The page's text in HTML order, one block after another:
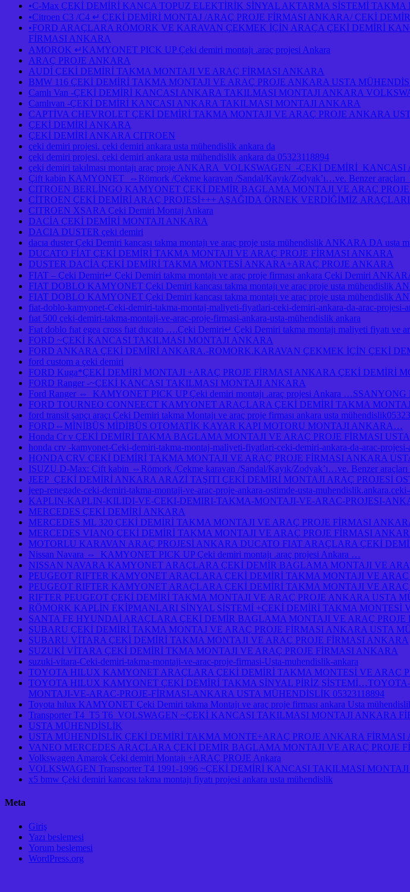
•C-Max ÇEKİ DEMİRİ KANCA TOPUZ ELEKTİRİK SİNYAL AKTARMA SİSTEMİ
•Citroen C3 /C4 ↵ ÇEKİ DEMİRİ MONTAJ /ARAÇ PROJE FİRMASI ANKARA/ ÇEKİ
•FORD ARAÇLARA RÖMORK VE KARAVAN ÇEKMEK İÇİN ARAÇA ÇEKİ DEMİRİ
FİRMASI ANKARA
AMOROK ↵KAMYONET PICK UP Çeki demiri montajı .araç projesi Ankara
ARAÇ PROJE ANKARA
AUDİ ÇEKİ DEMİRİ TAKMA MONTAJI VE ARAÇ FİRMASI ANKARA
BMW 116 ÇEKİ DEMİRİ TAKMA MONTAJI VE ARAÇ PROJE ANKARA USTA
Camlı Van -ÇEKİ DEMİRİ KANCASI ANKARA TAKILMASI MONTAJI ANKARA
Camlıvan -ÇEKİ DEMİRİ KANCASI ANKARA TAKILMASI MONTAJI ANKARA
CAPTİVA CHEVROLET ÇEKİ DEMİRİ TAKMA MONTAJI VE ARAÇ PROJE ANKARA
ÇEKİ DEMİRİ ANKARA
ÇEKİ DEMİRİ ANKARA CITROEN
çeki demiri projesi. çeki demiri ankara usta mühendislik ankara da
çeki demiri projesi. çeki demiri ankara usta mühendislik ankara da 05323118894
çeki demiri takılması montajı araç proje ANKARA VOLKSWAGEN -ÇEKİ DEMİRİ
Çift kabin KAMYONET ⇔Römork /Çekme karavan /Sandal/Kayık/Zodyak’ı…ve. Benzer
CITROEN BERLİNGO KAMYONET ÇEKİ DEMİR BAGLAMA MONTAJI VE ARAÇ
CİTROEN ÇEKİ DEMİRİ ARAÇ PROJESİ+++ AŞAĞIDA ÖRNEK VERDİĞİMİZ
CITROEN XSARA Çeki Demiri Montaj Ankara
DACİA ÇEKİ DEMİRİ MONTAJI ANKARA
DACIA DUSTER çeki demiri
dacıa duster Çeki Demiri kancası takma montajı ve araç proje usta mühendislik ANKARA DA usta
DUCATO FİAT ÇEKİ DEMİRİ TAKMA MONTAJI VE ARAÇ PROJE FİRMASI ANKARA
DUSTER DACİA ÇEKİ DEMİRİ TAKMA MONTESİ ANKARA+ARAÇ PROJE ANKARA
FIAT – Çeki Demiri↵ Çeki Demiri takma montajı ve araç proje firması ankara Çeki Demiri
FIAT DOBLO KAMYONET Çeki Demiri kancası takma montajı ve araç proje usta mühendislik
FIAT DOBLO KAMYONET Çeki Demiri kancası takma montajı ve araç proje usta mühendislik
fiat-doblo-kamyonet-Ceki-demiri-takma-montaj-maliyeti-fiyatlari-ceki-demiri-ankara-da-arac-projesi-
fıat 500 çeki-demiri-takma-montaji-ve-arac-proje-firmasi-ankara-usta-mühendislik ankara
Fıat doblo fıat egea cross fıat ducato ….Çeki Demiri↵ Çeki Demiri takma montajı maliyeti fiyatı ve
FORD ~ÇEKİ KANCASI TAKILMASI MONTAJI ANKARA
FORD ANKARA ÇEKİ DEMİRİ ANKARA.-ROMORK.KARAVAN ÇEKMEK İÇİN ÇEKİ
ford custom a çeki demiri
FORD Kuga*ÇEKİ DEMİRİ MONTAJI +ARAÇ PROJE FİRMASI ANKARA ÇEKİ DEMİRİ
FORD Ranger -~ÇEKİ KANCASI TAKILMASI MONTAJI ANKARA
Ford Ranger ⇔ KAMYONET PICK UP Çeki demiri montajı .araç projesi Ankara
FORD TOURNEO CONNEECT KAMYONET ARAÇLARA ÇEKİ DEMİRİ TAKMA
ford transit şapçı araçı Çeki Demiri takma Montajı ve araç proje firması ankara usta
FORD⇔MİNİBÜS MİDİBÜS OTOMATİK KAYAR KAPI MOTORU MONTAJI ANKARA…
Honda Cr v ÇEKİ DEMİRİ TAKMA BAGLAMA MONTAJI VE ARAÇ PROJE FİRMASI
honda crv -kamyonet-Ceki-demiri-takma-montaj-maliyeti-fiyatlari-ceki-demiri-ankara-da-arac-
HONDA CRV ÇEKİ DEMİRİ TAKMA MONTAJI VE ARAÇ PROJE FİRMASI ANKARA
ISUZU D-Max: Çift kabin ⇔Römork /Çekme karavan /Sandal/Kayık/Zodyak’ı…ve. Benzer
JEEP ÇEKİ DEMİRİ ANKARA ARAZİ TAŞITI ÇEKİ DEMİRİ MONTAJI ARAÇ PROJESİ
jeep-renegade-ceki-demiri-takma-montaji-ve-arac-proje-ankara-ostimde-usta-
KAPLIN-KAPLIN-KILIDI-VE-CEKI-DEMIRI-TAKMA-MONTAJI-VE-ARAC-PROJESI-
MERCEDES ÇEKİ DEMİRİ ANKARA
MERCEDES ML 320 ÇEKİ DEMİRİ TAKMA MONTAJI VE ARAÇ PROJE FİRMASI
MERCEDES VIANO ÇEKİ DEMİRİ TAKMA MONTAJI VE ARAÇ PROJE FİRMASI
MOTORLU KARAVAN ARAÇ PROJESİ ANKARA DUCATO FIAT ARAÇLARA ÇEKİ
Nissan Navara ⇔ KAMYONET PICK UP Çeki demiri montajı .araç projesi Ankara …
NISSAN NAVARA KAMYONET ARAÇLARA ÇEKİ DEMİR BAGLAMA MONTAJI VE
PEUGEOT RIFTER KAMYONET ARAÇLARA ÇEKİ DEMİRİ TAKMA MONTAJI VE
PEUGEOT RIFTER KAMYONET ARAÇLARA ÇEKİ DEMİRİ TAKMA MONTAJI VE
RIFTER PEUGEOT ÇEKİ DEMİRİ TAKMA MONTAJI VE ARAÇ PROJE ANKARA USTA
RÖMORK KAPLİN EKİPMANLARI SİNYAL SİSTEMİ +ÇEKİ DEMİRİ TAKMA MONTESİ
SANTA FE HYUNDAİ ARAÇLARA ÇEKİ DEMİR BAGLAMA MONTAJI VE ARAÇ
SUBARU ÇEKİ DEMİRİ TAKMA MONTAJ VE ARAÇ PROJE FİRMASI ANKARA USTA
SUBARU VİTARA ÇEKİ DEMİRİ TAKMA MONTAJI VE ARAÇ PROJE FİRMASI ANKARA
SUZUKİ VİTARA ÇEKİ DEMİRİ TKMA MONTAJI VE ARAÇ PROJE FİRMASI ANKARA
suzuki-vitara-Ceki-demiri-takma-montaji-ve-arac-proje-firmasi-Usta-muhendislik-ankara
TOYOTA HILUX KAMYONET ARAÇLARA ÇEKİ DEMİRİ TAKMA MONTESİ VE ARAÇ
TOYOTA HILUX KAMYONET ÇEKİ DEMİRİ TAKMA SİNYAL PİRİZ
MONTAJI-VE-ARAC-PROJE-FİRMASI-ANKARA USTA MÜHENDİSLİK 05323118894
Toyota hılux KAMYONET Çeki Demiri takma Montajı ve araç proje firması ankara Usta
Transporter T4 T5 T6 VOLSWAGEN ~ÇEKİ KANCASI TAKILMASI MONTAJI ANKARA
USTA MÜHENDİSLİK
USTA MÜHENDİSLİK ÇEKİ DEMİRİ TAKMA MONTE+ARAÇ PROJE ANKARA FİRMASI
VANEO MERCEDES ARAÇLARA ÇEKİ DEMİR BAGLAMA MONTAJI VE ARAÇ PROJE
Volkswagen Amarok Çeki demiri Montajı +ARAÇ PROJE Ankara
VOLKSWAGEN Transporter T4 1991-1996 ~ÇEKİ DEMİRİ KANCASI TAKILMASI
x5 bmw Çeki demiri kancası takma montajı fiyatı projesi ankara usta mühendislik
Meta
Giriş
Yazı beslemesi
Yorum beslemesi
WordPress.org